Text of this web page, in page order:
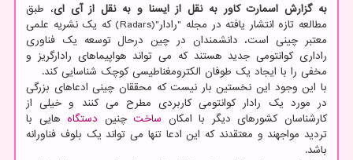
به گزارش اسمارت کاور به نقل از ایسنا و به نقل از آی ای، طبق
مطالعه تازه انتشار یافته در مجله "رادار"(Radars) که یک نشریه علمی
معتبر چینی است، دانشمندان در چین درحال توسعه یک فناوری
راداری کوانتومی جدید هستند که می تواند هواپیماهای رادارگریز و
مخفی را با ایجاد یک طوفان الکترومغناطیسی کوچک شناسایی کند.
با این وجود این نخستین بار نیست که محققان چینی ادعاهای بزرگی
در مورد یک رادار کوانتومی کاربردی مطرح می کنند و خیلی از
کارشناسان کشورهای دیگر با امکان ساختچنین دستگاه هایی با
تردید مواجهند و معتقدند که این ادعا تنها می تواند یک بلوف فناورانه
باشد.